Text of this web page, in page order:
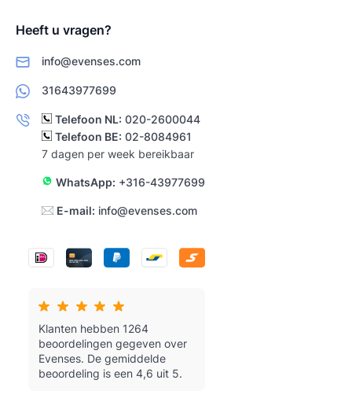
Heeft u vragen?
info@evenses.com
31643977699
Telefoon NL: 020-2600044
Telefoon BE: 02-8084961
7 dagen per week bereikbaar
WhatsApp: +316-43977699
E-mail: info@evenses.com
Klanten hebben 1264
beoordelingen gegeven over
Evenses. De gemiddelde
beoordeling is een 4,6 uit 5.